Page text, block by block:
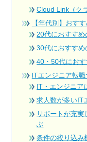
Cloud Link（ク
【年代別】おす
20代におすす
30代におすすめ
40・50代にお
ITエンジニア転
IT・エンジニア
求人数が多いIT
サポートが充実
ぶ
条件の絞り込み